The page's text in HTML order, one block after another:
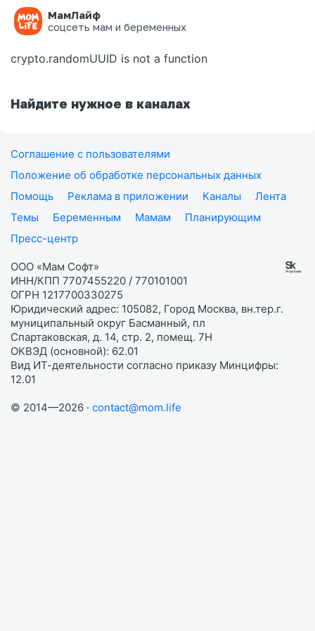
МамЛайф
соцсеть мам и беременных
Ошибка на странице
crypto.randomUUID is not a function
Найдите нужное в каналах
Соглашение с пользователями
Положение об обработке персональных данных
Помощь
Реклама в приложении Каналы
Лента
Темы
Беременным Мамам
Планирующим
Пресс-центр
ООО «Мам Софт»
ИНН/КПП 7707455220 / 770101001
ОГРН 1217700330275
Юридический адрес: 105082, Город Москва, вн.тер.г.
муниципальный округ Басманный, пл
Спартаковская, д. 14, стр. 2, помещ. 7Н
ОКВЭД (основной): 62.01
Вид ИТ-деятельности согласно приказу Минцифры:
12.01
© 2014—2026 · contact@mom.life